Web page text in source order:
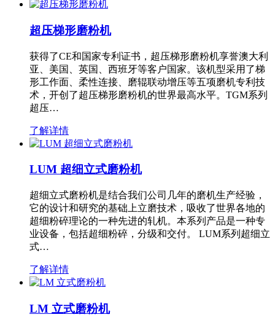
超压梯形磨粉机
获得了CE和国家专利证书，超压梯形磨粉机享誉澳大利
亚、美国、英国、西班牙等客户国家。该机型采用了梯
形工作面、柔性连接、磨辊联动增压等五项磨机专利技
术，开创了超压梯形磨粉机的世界最高水平。TGM系列
超压…
了解详情
LUM 超细立式磨粉机
超细立式磨粉机是结合我们公司几年的磨机生产经验，
它的设计和研究的基础上立磨技术，吸收了世界各地的
超细粉碎理论的一种先进的轧机。本系列产品是一种专
业设备，包括超细粉碎，分级和交付。 LUM系列超细立
式…
了解详情
LM 立式磨粉机